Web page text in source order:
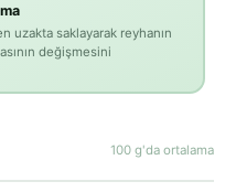
uzakta saklayarak reyhanın
değişmesini
100 g'da ortalama